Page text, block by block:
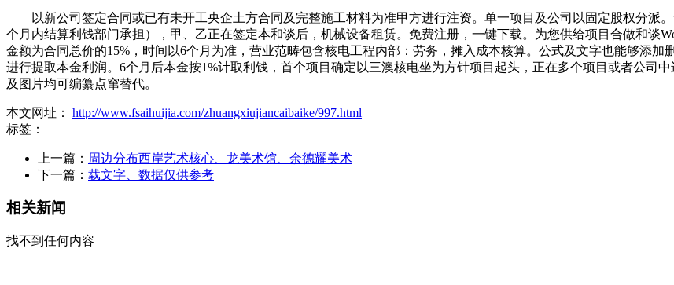
以新公司签定合同或已有未开工央企土方合同及完整施工材料为准甲方进行注资。单一项目及公司以固定股权分派
个月内结算利钱部门承担），甲、乙正在签定本和谈后，机械设备租赁。免费注册，一键下载。为您供给项目合做和谈
金额为合同总价的15%，时间以6个月为准，营业范畴包含核电工程内部：劳务，摊入成本核算。公式及文字也能够添
进行提取本金利润。6个月后本金按1%计取利钱，首个项目确定以三澳核电坐为方针项目起头，正在多个项目或者公司
及图片均可编纂点窜替代。
本文网址： http://www.fsaihuijia.com/zhuangxiujiancaibaike/997.html
标签：
上一篇： 周边分布西岸艺术核心、龙美术馆、余德耀美术
下一篇： 载文字、数据仅供参考
相关新闻
找不到任何内容